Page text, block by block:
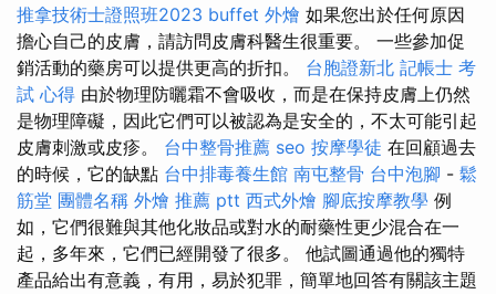
推拿技術士證照班2023 buffet 外燴 如果您出於任何原因
擔心自己的皮膚，請訪問皮膚科醫生很重要。 一些參加促
銷活動的藥房可以提供更高的折扣。 台胞證新北 記帳士 考
試 心得 由於物理防曬霜不會吸收，而是在保持皮膚上仍然
是物理障礙，因此它們可以被認為是安全的，不太可能引起
皮膚刺激或皮疹。 台中整骨推薦 seo 按摩學徒 在回顧過去
的時候，它的缺點 台中排毒養生館 南屯整骨 台中泡腳 - 鬆
筋堂 團體名稱 外燴 推薦 ptt 西式外燴 腳底按摩教學 例
如，它們很難與其他化妝品或對水的耐藥性更少混合在一
起，多年來，它們已經開發了很多。 他試圖通過他的獨特
產品給出有意義，有用，易於犯罪，簡單地回答有關該主題